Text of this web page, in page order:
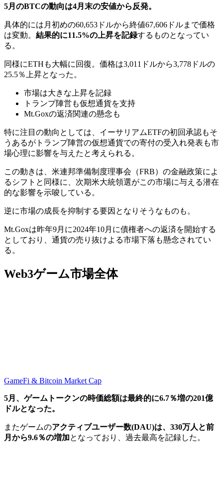
5月のBTCの動向は4月末の安値から反発。
具体的には月初めの60,653ドルから終値67,606ドルまで価格
は変動。 結果的に11.5%の上昇を記録するものとなってい
る。
同様にETHも大幅に回復。価格は3,011ドルから3,778ドルの
25.5％上昇となった。
市場は大きな上昇を記録
トランプ陣営も仮想通貨を支持
Mt.Goxの返済関連の懸念も
特に注目の動向としては、イーサリアムETFの初回承認もそ
うあるが トランプ陣営の仮想通貨での寄付の受入れ発表も市
場心理に影響を与えた と考えられる。
この動きは、米連邦準備制度理事会（FRB）の金融政策によ
るシフトと同様に、次期米大統領選がこの市場に与える潜在
的な影響を示唆している。
逆に市場の成長を抑制する要因となりそうなものも。
Mt.Goxは昨年9月に2024年10月に債権者への返済を開始する
としており、通貨の売り抜けよる市場下落も懸念されてい
る。
Web3ゲーム市場全体
GameFi & Bitcoin Market Cap
5月、ゲームトークンの時価総額は最終的に6.7％増の201億
ドルとなった。
またゲームのアクティブユーザー数(DAU)は、330万人と前
月から9.6％の増加となっており、過去最高を記録した。